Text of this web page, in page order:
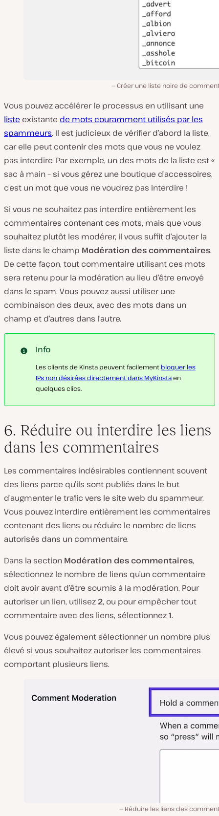
Créer une liste noire de
Vous pouvez accélérer le processus en utilisant une
liste existante de mots couramment utilisés par les
spammeurs. Il est judicieux de vérifier d’abord la liste,
car elle peut contenir des mots que vous ne voulez
pas interdire. Par exemple, un des mots de la liste est «
sac à main – si vous gérez une boutique d’accessoires,
c’est un mot que vous ne voudrez pas interdire !
Si vous ne souhaitez pas interdire entièrement les
commentaires contenant ces mots, mais que vous
souhaitez plutôt les modérer, il vous suffit d’ajouter la
liste dans le champ Modération des commentaires.
De cette façon, tout commentaire utilisant ces mots
sera retenu pour la modération au lieu d’être envoyé
dans le spam. Vous pouvez aussi utiliser une
combinaison des deux, avec des mots dans un
champ et d’autres dans l’autre.
Info
Les clients de Kinsta peuvent facilement bloquer les
IPs non désirées directement dans MyKinstaen
quelques clics.
6. Réduire ou interdire les liens
dans les commentaires
Les commentaires indésirables contiennent souvent
des liens parce qu’ils sont publiés dans le but
d’augmenter le trafic vers le site web du spammeur.
Vous pouvez interdire entièrement les commentaires
contenant des liens ou réduire le nombre de liens
autorisés dans un commentaire.
Dans la section Modération des commentaires,
sélectionnez le nombre de liens qu’un commentaire
doit avoir avant d’être soumis à la modération. Pour
autoriser un lien, utilisez2, ou pour empêcher tout
commentaire avec des liens, sélectionnez1.
Vous pouvez également sélectionner un nombre plus
élevé si vous souhaitez autoriser les commentaires
comportant plusieurs liens.
Réduire les liens des